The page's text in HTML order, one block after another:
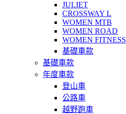
JULIET
CROSSWAY L
WOMEN MTB
WOMEN ROAD
WOMEN FITNESS
基礎車款
基礎車款
年度車款
登山車
公路車
越野跑車